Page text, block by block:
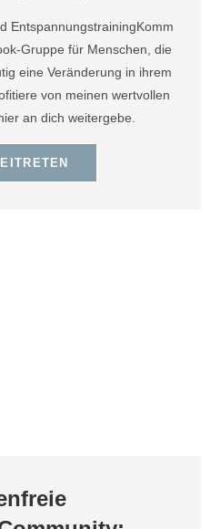
Entspannungstraining​ Komm
Gruppe für Menschen, die
eine Veränderung in ihrem
von meinen wertvollen
an dich weitergebe.